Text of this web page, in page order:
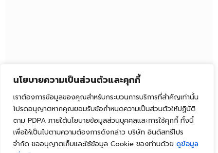
นโยบายความเป็นส่วนตัวและคุกกี้
เราต้องการข้อมูลของคุณสำหรับกระบวนการบริการที่สำคัญเท่านั้น
โปรดอนุญาตหากคุณยอมรับข้อกำหนดความเป็นส่วนตัวให้ปฏิบัติ
ตาม PDPA ภายใต้นโยบายข้อมูลส่วนบุคคลและการใช้คุกกี้ ทั้งนี้
เพื่อให้เป็นไปตามความต้องการดังกล่าว บริษัท อินดัสทรีโปร
จำกัด ขออนุญาตเก็บและใช้ข้อมูล Cookie ของท่านด้วย ดูข้อมูล